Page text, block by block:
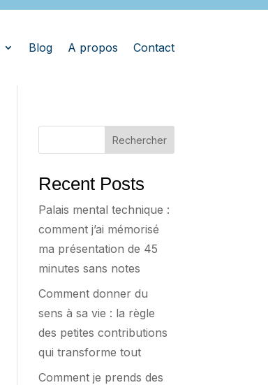
Blog A propos Contact
Rechercher
Recent Posts
Palais mental technique :
comment j’ai mémorisé
ma présentation de 45
minutes sans notes
Comment donner du
sens à sa vie : la règle
des petites contributions
qui transforme tout
Comment je prends des